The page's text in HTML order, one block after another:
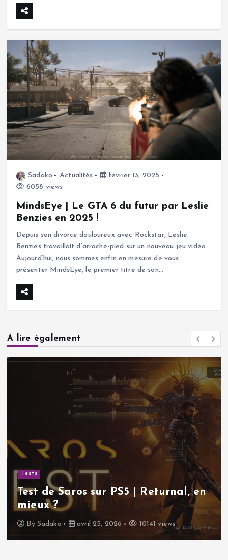
Sadako Actualités
février 13, 2025
6058 views
MindsEye | Le GTA 6 du futur par Leslie
Benzies en 2025 !
Depuis son divorce douloureux avec Rockstar, Leslie
Benzies travaillait d’arrache-pied sur un nouveau jeu vidéo.
Aujourd’hui, nous sommes enfin en mesure de vous
présenter MindsEye, le premier titre de son…
A lire également
Tests
Test de Saros sur PS5 | Returnal, en
mieux ?
By Sadako avril 25, 2026 10141 views